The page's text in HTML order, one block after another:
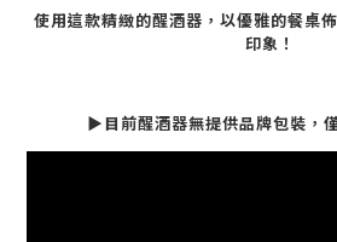
使用這款精緻的醒酒器，以優雅的餐桌
印象！
▶目前醒酒器無提供品牌包裝，